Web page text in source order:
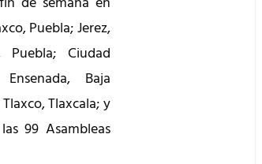
Puebla; Jerez,
Puebla; Ciudad
Baja
Tlaxcala; y
99 Asambleas